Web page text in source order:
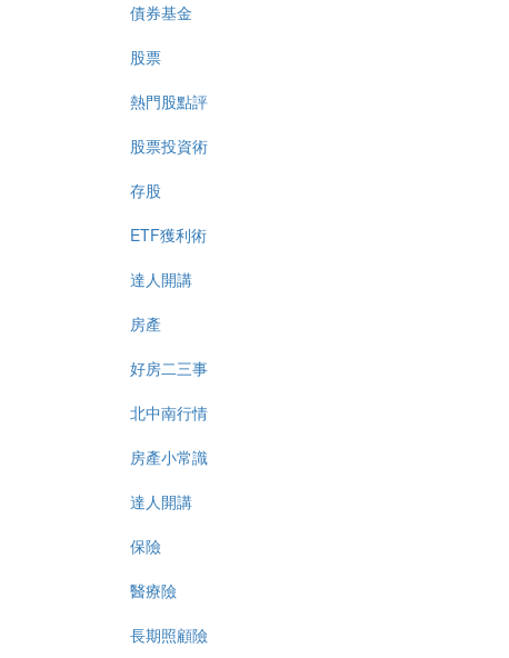
債券基金
股票
熱門股點評
股票投資術
存股
ETF獲利術
達人開講
房產
好房二三事
北中南行情
房產小常識
達人開講
保險
醫療險
長期照顧險